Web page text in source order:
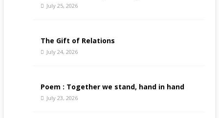
July 25, 2026
The Gift of Relations
July 24, 2026
Poem : Together we stand, hand in hand
July 23, 2026